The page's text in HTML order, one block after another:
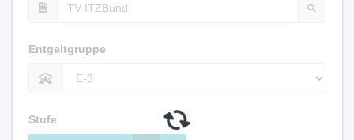
Entgeltgruppe
Stufe